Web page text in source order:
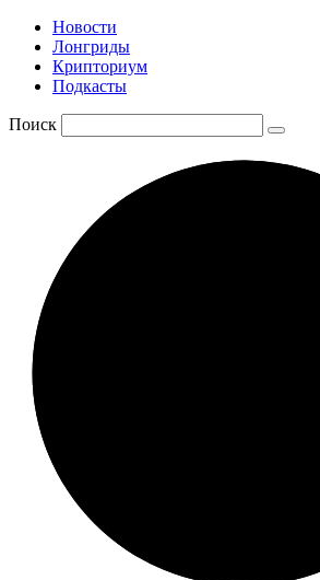
Новости
Лонгриды
Крипториум
Подкасты
Поиск